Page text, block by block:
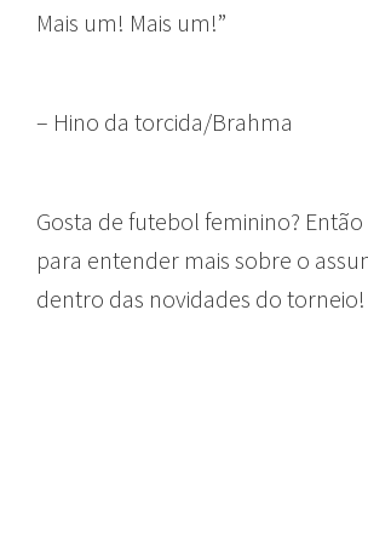
Mais um! Mais um!”
– Hino da torcida/Brahma
Gosta de futebol feminino?
para entender mais sobre o
dentro das novidades do torneio!